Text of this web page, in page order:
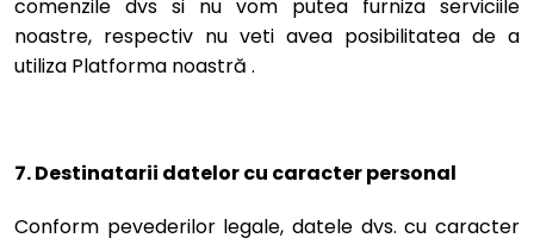
comenzile dvs si nu vom putea furniza serviciile
noastre, respectiv nu veti avea posibilitatea de a
utiliza Platforma noastră .
7. Destinatarii datelor cu caracter personal
Conform pevederilor legale, datele dvs. cu caracter